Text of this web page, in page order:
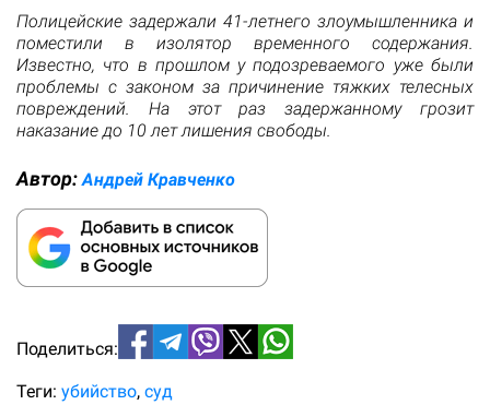
Полицейские задержали 41-летнего злоумышленника и
поместили в изолятор временного содержания.
Известно, что в прошлом у подозреваемого уже были
проблемы с законом за причинение тяжких телесных
повреждений. На этот раз задержанному грозит
наказание до 10 лет лишения свободы.
Автор: Андрей Кравченко
Поделиться:
Теги: убийство суд